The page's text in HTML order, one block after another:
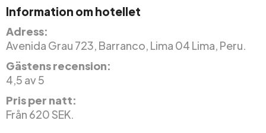
Information om hotellet
Adress:
Avenida Grau 723, Barranco, Lima 04 Lima, Peru.
Gästens recension:
4,5 av 5
Pris per natt:
Från 620 SEK.